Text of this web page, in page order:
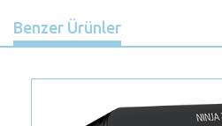
Benzer Ürünler